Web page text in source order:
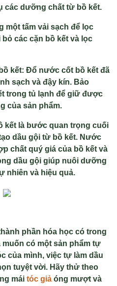
các dưỡng chất từ bồ kết.
một tấm vải sạch để lọc
các cặn bồ kết và lọc
kết: Đổ nước cốt bồ kết đã
sạch và đậy kín. Bảo
trong tủ lạnh để giữ được
của sản phẩm.
kết là bước quan trọng cuối
dầu gội từ bồ kết. Nước
chất quý giá của bồ kết và
dầu gội giúp nuôi dưỡng
nhiên và hiệu quả.
phần hóa học có trong
có một sản phẩm tự
của mình, việc tự làm dầu
tuyệt vời. Hãy thử theo
mái tóc giả óng mượt và